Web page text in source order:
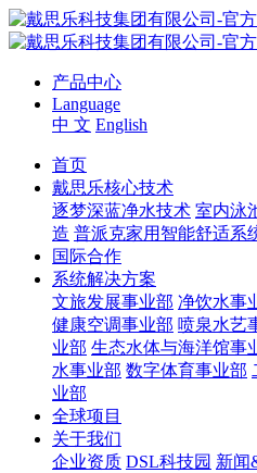
产品中心
Language
中 文 English
首页
戴思乐核心技术
逐梦深蓝净水技术 室内泳
造 普派克家用智能舒适系
国际合作
系统解决方案
文旅发展事业部 净饮水事
健康空调事业部 喷泉水艺
业部 生态水体与海洋馆事
水事业部 数字体育事业部
业部
全球项目
关于我们
企业资质 DSL科技园 新闻